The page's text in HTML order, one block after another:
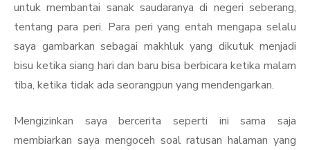
untuk membantai sanak saudaranya di negeri seberang,
tentang para peri. Para peri yang entah mengapa selalu
saya gambarkan sebagai makhluk yang dikutuk menjadi
bisu ketika siang hari dan baru bisa berbicara ketika malam
tiba, ketika tidak ada seorangpun yang mendengarkan.
Mengizinkan saya bercerita seperti ini sama saja
membiarkan saya mengoceh soal ratusan halaman yang